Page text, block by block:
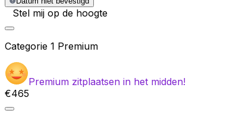
Stel mij op de hoogte
Categorie 1 Premium
Premium zitplaatsen in het midden!
€465